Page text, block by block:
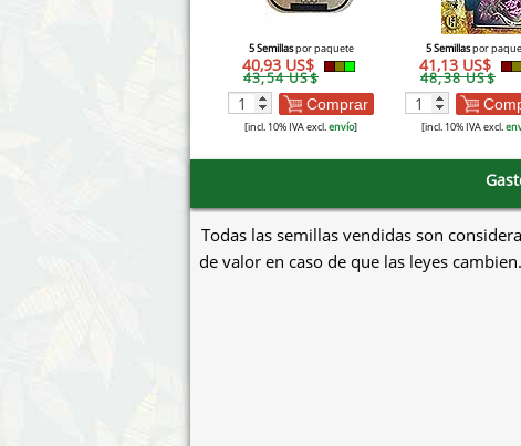
5 Semillaspor paquete
40,93 US$
43,54 US$
Comprar
[incl. 10% IVA excl.envío]
5 Semillaspor
41,13 US$
48,38 US$
[incl. 10% IVA excl.
Todas las semillas vendidas son
de valor en caso de que las leyes